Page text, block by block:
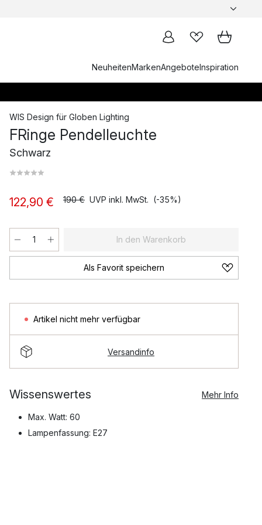
NeuheitenMarkenAngeboteInspiration
WIS Design für Globen Lighting
FRinge Pendelleuchte
Schwarz
122,90 € 190 € UVP inkl. MwSt. (-35%)
In den Warenkorb
Als Favorit speichern
Artikel nicht mehr verfügbar
Versandinfo
Wissenswertes Mehr Info
Max. Watt: 60
Lampenfassung: E27